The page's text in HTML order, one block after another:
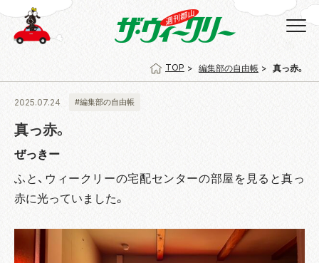
TOP 編集部の自由帳 真っ赤。
2025.07.24 #編集部の自由帳
真っ赤。
ぜっきー
ふと、ウィークリーの宅配センターの部屋を見ると真っ
赤に光っていました。